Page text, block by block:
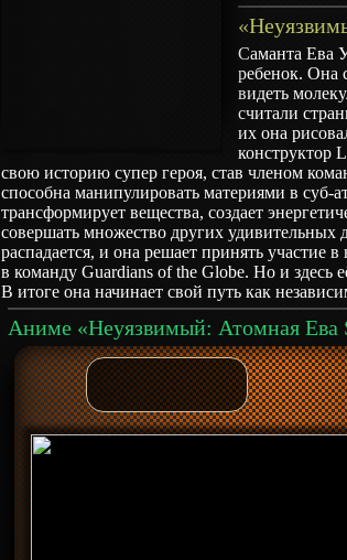
Саманта Ева
ребенок. Она
видеть
считали
их она
конструктор
свою историю супер героя, став членом
способна манипулировать материями в суб-
трансформирует вещества, создает
совершать множество других удивительных
распадается, и она решает принять участие
в команду Guardians of the Globe. Но и здесь
В итоге она начинает свой путь как